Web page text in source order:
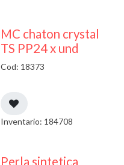
MC chaton crystal
TS PP24 x und
Cod: 18373
Inventario: 184708
Perla sintetica